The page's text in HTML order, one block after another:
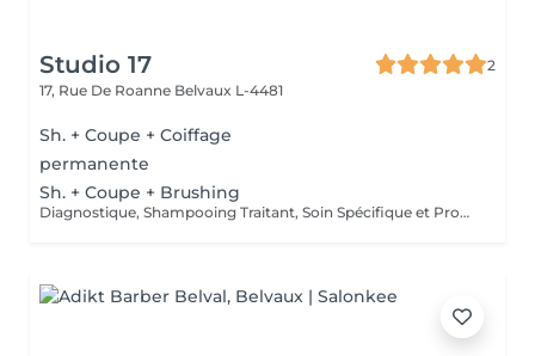
Studio 17
2
17, Rue De Roanne Belvaux L-4481
Sh. + Coupe + Coiffage
permanente
Sh. + Coupe + Brushing
Diagnostique, Shampooing Traitant, Soin Spécifique et Produits Coiffants inclus